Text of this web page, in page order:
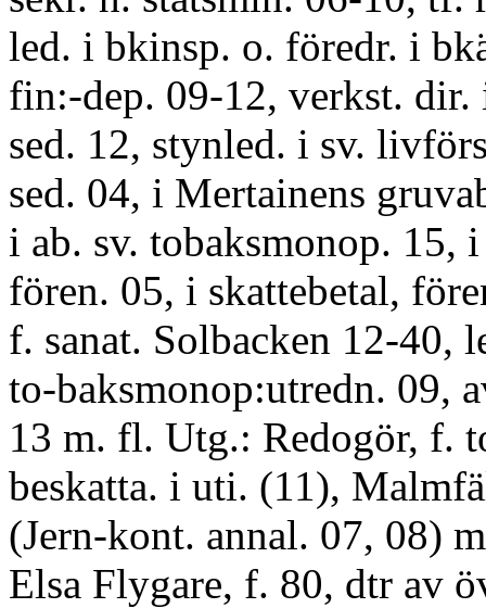
led. i bkinsp. o. föredr. i
fin:-dep. 09-12, verkst.
sed. 12, stynled. i sv.
sed. 04, i Mertainens
i ab. sv. tobaksmonop. 15,
fören. 05, i skattebetal,
f. sanat. Solbacken 12-40,
to-baksmonop:utredn. 09,
13 m. fl. Utg.: Redogör, f.
beskatta. i uti. (11),
(Jern-kont. annal. 07, 08)
Elsa Flygare, f. 80, dtr av